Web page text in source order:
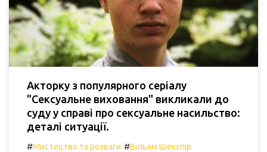
Акторку з популярного серіалу
"Сексуальне виховання" викликали до
суду у справі про сексуальне насильство:
деталі ситуації.
#Мистецтво та розваги #Вільям Шекспір